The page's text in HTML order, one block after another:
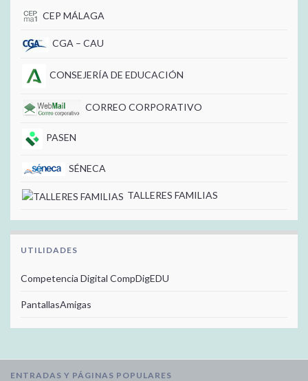
CEP MÁLAGA
CGA – CAU
CONSEJERÍA DE EDUCACIÓN
CORREO CORPORATIVO
PASEN
SÉNECA
TALLERES FAMILIAS
UTILIDADES
Competencia Digital CompDigEDU
PantallasAmigas
ENTRADAS Y PÁGINAS POPULARES